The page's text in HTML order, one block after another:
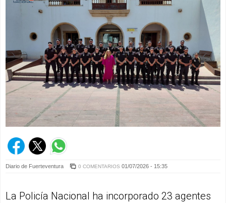
Diario de Fuerteventura 0 COMENTARIOS 01/07/2026 - 15:35
La Policía Nacional ha incorporado 23 agentes